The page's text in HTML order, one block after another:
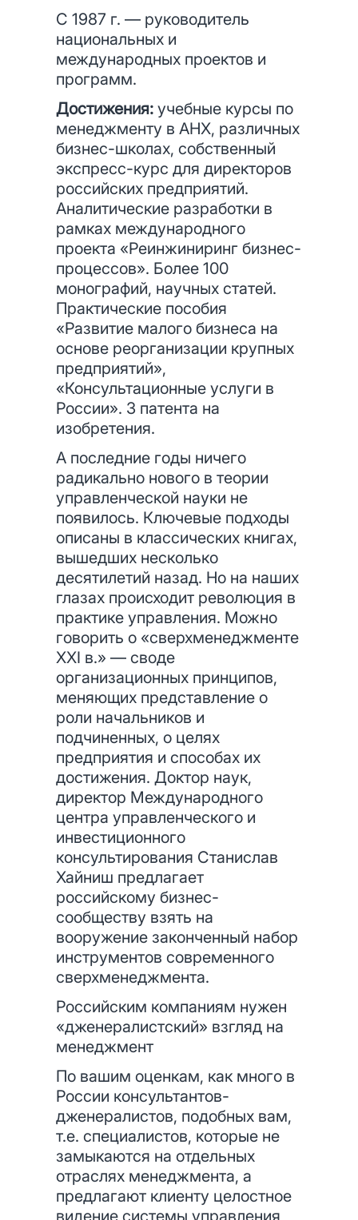
С 1987 г. — руководитель
национальных и
международных проектов и
программ.
Достижения: учебные курсы по
менеджменту в АНХ, различных
бизнес-школах, собственный
экспресс-курс для директоров
российских предприятий.
Аналитические разработки в
рамках международного
проекта «Реинжиниринг бизнес-
процессов». Более 100
монографий, научных статей.
Практические пособия
«Развитие малого бизнеса на
основе реорганизации крупных
предприятий»,
«Консультационные услуги в
России». 3 патента на
изобретения.
А последние годы ничего
радикально нового в теории
управленческой науки не
появилось. Ключевые подходы
описаны в классических книгах,
вышедших несколько
десятилетий назад. Но на наших
глазах происходит революция в
практике управления. Можно
говорить о «сверхменеджменте
XXI в.» — своде
организационных принципов,
меняющих представление о
роли начальников и
подчиненных, о целях
предприятия и способах их
достижения. Доктор наук,
директор Международного
центра управленческого и
инвестиционного
консультирования Станислав
Хайниш предлагает
российскому бизнес-
сообществу взять на
вооружение законченный набор
инструментов современного
сверхменеджмента.
Российским компаниям нужен
«дженералистский» взгляд на
менеджмент
По вашим оценкам, как много в
России консультантов-
дженералистов, подобных вам,
т.е. специалистов, которые не
замыкаются на отдельных
отраслях менеджмента, а
предлагают клиенту целостное
видение системы управления